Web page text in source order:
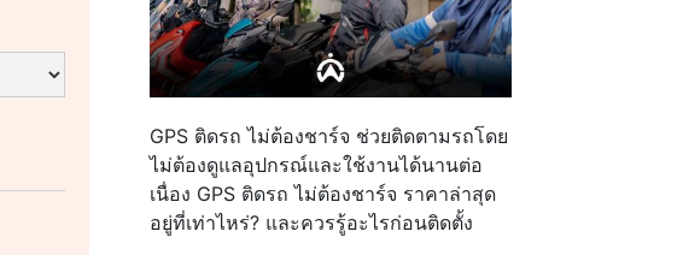
GPS ติดรถ ไม่ต้องชาร์จ ช่วยติดตามรถโดย
ไม่ต้องดูแลอุปกรณ์และใช้งานได้นานต่อ
เนื่อง GPS ติดรถ ไม่ต้องชาร์จ ราคาล่าสุด
อยู่ที่เท่าไหร่? และควรรู้อะไรก่อนติดตั้ง